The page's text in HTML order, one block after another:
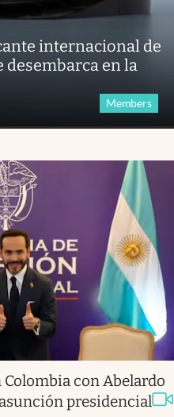
internacional de
en la
Members
con Abelardo
presidencial